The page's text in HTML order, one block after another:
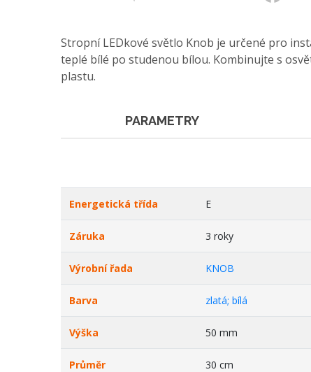
Stropní LEDkové světlo Knob je určené pro
teplé bílé po studenou bílou. Kombinujte s
plastu.
PARAMETRY
Energetická třída E
Záruka 3 roky
Výrobní řada KNOB
Barva zlatá; bílá
Výška 50 mm
Průměr 30 cm